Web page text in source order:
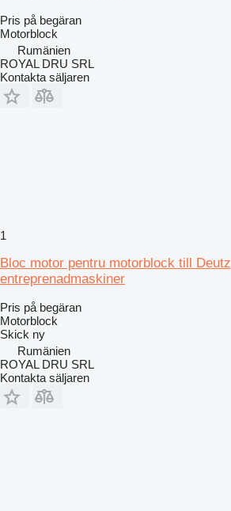
Pris på begäran
Motorblock
Rumänien
ROYAL DRU SRL
Kontakta säljaren
1
Bloc motor pentru motorblock till Deutz
entreprenadmaskiner
Pris på begäran
Motorblock
Skick ny
Rumänien
ROYAL DRU SRL
Kontakta säljaren